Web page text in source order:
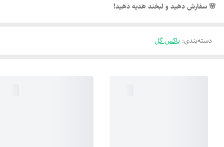
🌸 سفارش دهید و لبخند هدیه دهید!
دسته‌بندی: باکس گل